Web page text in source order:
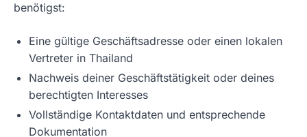
benötigst:
Eine gültige Geschäftsadresse oder einen lokalen
Vertreter in Thailand
Nachweis deiner Geschäftstätigkeit oder deines
berechtigten Interesses
Vollständige Kontaktdaten und entsprechende
Dokumentation